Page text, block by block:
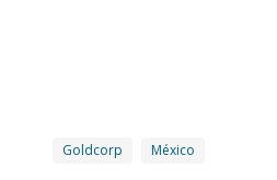
Goldcorp México